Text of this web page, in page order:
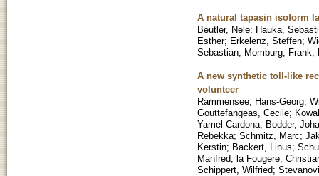
A natural tapasin isoform
Beutler, Nele; Hauka,
Esther; Erkelenz, Steffen;
Sebastian; Momburg, Frank;
A new synthetic toll-like
volunteer
Rammensee, Hans-Georg;
Gouttefangeas, Cecile;
Yamel Cardona; Bodder,
Rebekka; Schmitz, Marc;
Kerstin; Backert, Linus;
Manfred; la Fougere,
Schippert, Wilfried;